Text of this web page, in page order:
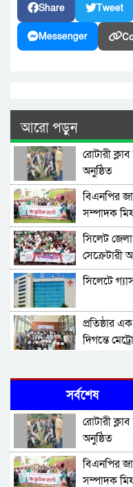
Share Tweet
Messenger
আরো পড়ুন
রোটারী
অনুষ্ঠিত
বিএনপির
সম্পাদক
সিলেট
সিলেটে
প্রতিষ্ঠার
দিগন্তে
স্মৃতিস্তম্ভে
সিলেট
ধরিত্রী
কর্মসূচি
সর্বশেষ
রোটারী
অনুষ্ঠিত
বিএনপির
সম্পাদক